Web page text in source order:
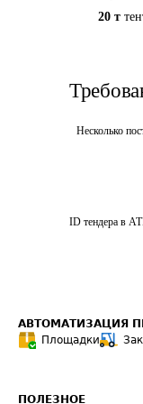
20 т
Несколько
ID тендера в
АВТОМАТИЗАЦИЯ
Площадки
ПОЛЕЗНОЕ